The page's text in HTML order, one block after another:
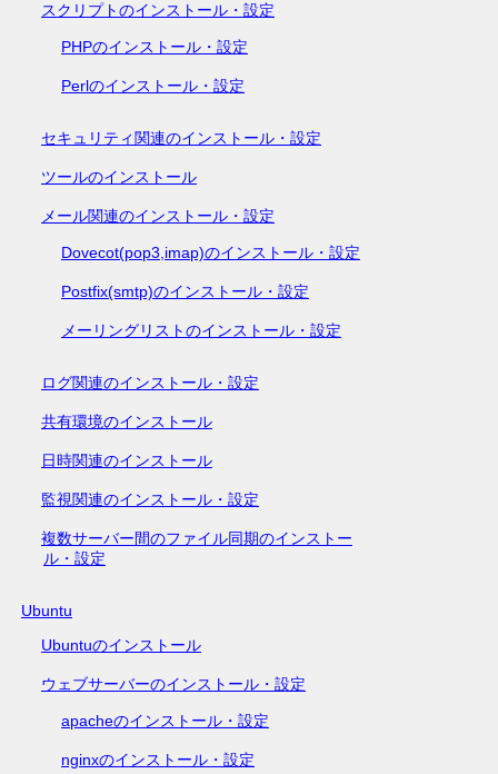
スクリプトのインストール・設定
PHPのインストール・設定
Perlのインストール・設定
セキュリティ関連のインストール・設定
ツールのインストール
メール関連のインストール・設定
Dovecot(pop3,imap)のインストール・設定
Postfix(smtp)のインストール・設定
メーリングリストのインストール・設定
ログ関連のインストール・設定
共有環境のインストール
日時関連のインストール
監視関連のインストール・設定
複数サーバー間のファイル同期のインストー
ル・設定
Ubuntu
Ubuntuのインストール
ウェブサーバーのインストール・設定
apacheのインストール・設定
nginxのインストール・設定